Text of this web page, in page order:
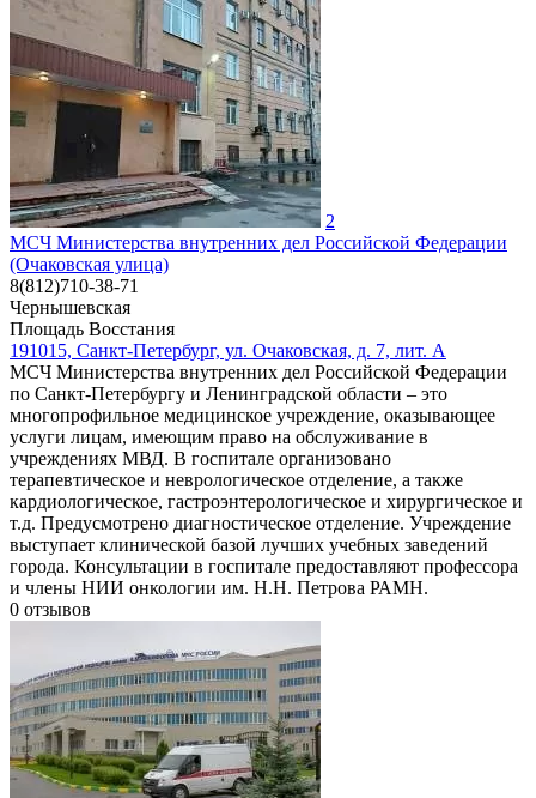
2
МСЧ Министерства внутренних дел Российской Федерации
(Очаковская улица)
8(812)710-38-71
Чернышевская
Площадь Восстания
191015, Санкт-Петербург, ул. Очаковская, д. 7, лит. А
МСЧ Министерства внутренних дел Российской Федерации
по Санкт-Петербургу и Ленинградской области – это
многопрофильное медицинское учреждение, оказывающее
услуги лицам, имеющим право на обслуживание в
учреждениях МВД. В госпитале организовано
терапевтическое и неврологическое отделение, а также
кардиологическое, гастроэнтерологическое и хирургическое и
т.д. Предусмотрено диагностическое отделение. Учреждение
выступает клинической базой лучших учебных заведений
города. Консультации в госпитале предоставляют профессора
и члены НИИ онкологии им. Н.Н. Петрова РАМН.
0 отзывов